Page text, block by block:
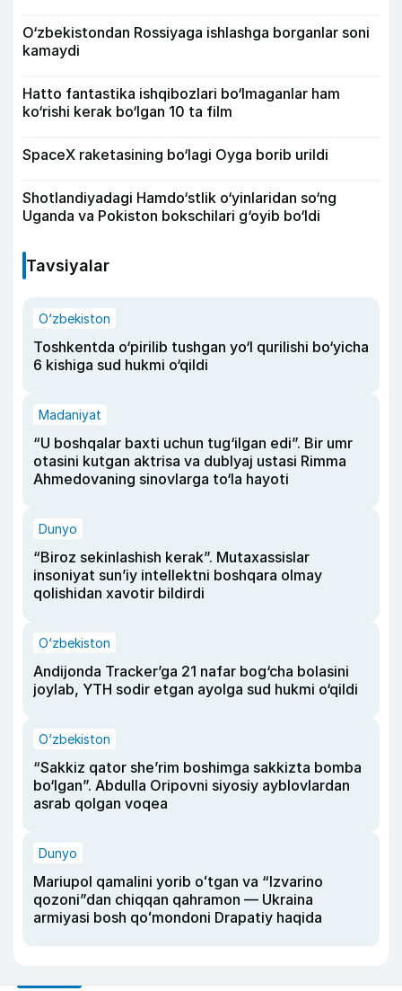
O‘zbekistondan Rossiyaga ishlashga borganlar soni
kamaydi
Hatto fantastika ishqibozlari bo‘lmaganlar ham
ko‘rishi kerak bo‘lgan 10 ta film
SpaceX raketasining bo‘lagi Oyga borib urildi
Shotlandiyadagi Hamdo‘stlik o‘yinlaridan so‘ng
Uganda va Pokiston bokschilari g‘oyib bo‘ldi
Tavsiyalar
O‘zbekiston
Toshkentda o‘pirilib tushgan yo‘l qurilishi bo‘yicha
6 kishiga sud hukmi o‘qildi
Madaniyat
“U boshqalar baxti uchun tug‘ilgan edi”. Bir umr
otasini kutgan aktrisa va dublyaj ustasi Rimma
Ahmedovaning sinovlarga to‘la hayoti
Dunyo
“Biroz sekinlashish kerak”. Mutaxassislar
insoniyat sun’iy intellektni boshqara olmay
qolishidan xavotir bildirdi
O‘zbekiston
Andijonda Tracker’ga 21 nafar bog‘cha bolasini
joylab, YTH sodir etgan ayolga sud hukmi o‘qildi
O‘zbekiston
“Sakkiz qator she’rim boshimga sakkizta bomba
bo‘lgan”. Abdulla Oripovni siyosiy ayblovlardan
asrab qolgan voqea
Dunyo
Mariupol qamalini yorib oʻtgan va “Izvarino
qozoni”dan chiqqan qahramon — Ukraina
armiyasi bosh qoʻmondoni Drapatiy haqida